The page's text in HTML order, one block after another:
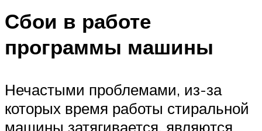
Сбои в работе
программы машины
Нечастыми проблемами, из-за
которых время работы стиральной
машины затягивается, являются